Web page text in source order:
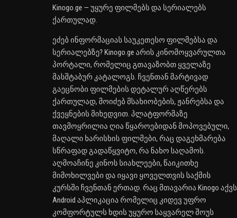
Kinogo.ge — უყურე ფილმებს და სერიალებს
ქართულად.
ეძებ ინფორმაციას საუკეთესო ფილმებსა და
სერიალებზე? Kinogo.ge არის კინომოყვარულთა
პორტალი, რომელიც გთავაზობთ ყველაზე
მასშტაბურ კატალოგს. ჩვენთან მარტივად
გაეცნობი ფილმების დეტალურ აღწერებს
ქართულად, მოიძებ მსახიობების, ჟანრებსა და
ქვეყნების მიხედვით. პლატფორმაზე
თავმოყრილია ღია წყაროებიდან მოპოვებული,
მაღალი ხარისხის ფილმები, რაც დაგეხმარება
სწრაფად გადაწყვიტო, რა ნახო საღამოს.
აღმოაჩინე კინოს სიახლეები, წაიკითხე
მიმოხილვები და იყავი ყოველთვის საქმის
კურსში ჩვენთან ერთად. რაც მთავარია Kinogo აქვს
Android აპლიკაცია რომელიც კიდევ უფრო
კომფორტულს ხდის უყურო საყვარელ შოუს